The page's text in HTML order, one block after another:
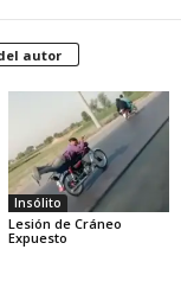
autor
Insólito
Lesión de Cráneo
Expuesto